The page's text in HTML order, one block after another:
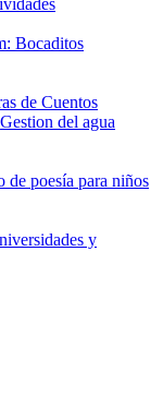
Bocaditos
de Cuentos
Gestion del agua
de poesía para niños
y